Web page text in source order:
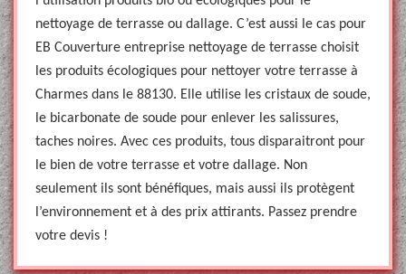
nettoyage de terrasse ou dallage. C’est aussi le cas pour
EB Couverture entreprise nettoyage de terrasse choisit
les produits écologiques pour nettoyer votre terrasse à
Charmes dans le 88130. Elle utilise les cristaux de soude,
le bicarbonate de soude pour enlever les salissures,
taches noires. Avec ces produits, tous disparaitront pour
le bien de votre terrasse et votre dallage. Non
seulement ils sont bénéfiques, mais aussi ils protègent
l’environnement et à des prix attirants. Passez prendre
votre devis !